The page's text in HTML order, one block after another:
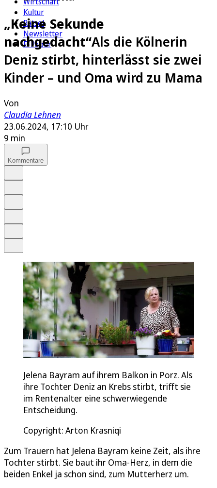
Kultur
Rätsel
Newsletter
E-Paper
„Keine Sekunde
nachgedacht“Als die Kölnerin
Deniz stirbt, hinterlässt sie zwei
Kinder – und Oma wird zu Mama
Von
Claudia Lehnen
23.06.2024, 17:10 Uhr
9 min
Kommentare
Jelena Bayram auf ihrem Balkon in Porz. Als
ihre Tochter Deniz an Krebs stirbt, trifft sie
im Rentenalter eine schwerwiegende
Entscheidung.
Copyright: Arton Krasniqi
Zum Trauern hat Jelena Bayram keine Zeit, als ihre
Tochter stirbt. Sie baut ihr Oma-Herz, in dem die
beiden Enkel ja schon sind, zum Mutterherz um.